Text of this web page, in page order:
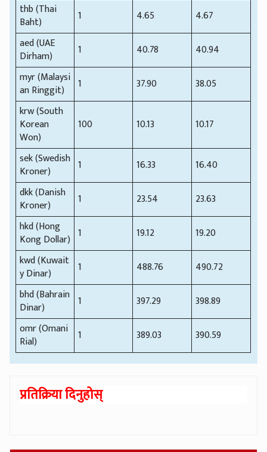
thb (Thai
Baht)
1 4.65
4.67
aed (UAE
Dirham)
1 40.78
40.94
myr (Malaysi
an Ringgit)
1 37.90
38.05
krw (South
Korean
Won)
100 10.13 10.17
sek (Swedish
Kroner)
1 16.33
16.40
dkk (Danish
Kroner)
1 23.54
23.63
hkd (Hong
Kong Dollar) 1 19.12
19.20
kwd (Kuwait
y Dinar)
1 488.76
490.72
bhd (Bahrain
Dinar)
1 397.29
398.89
omr (Omani
Rial)
1 389.03 390.59
प्रतिक्रिया दिनुहोस्